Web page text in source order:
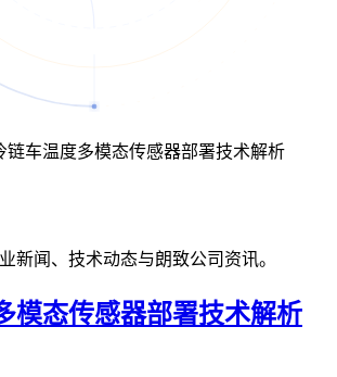
链车温度多模态传感器部署技术解析
新闻、技术动态与朗致公司资讯。
模态传感器部署技术解析